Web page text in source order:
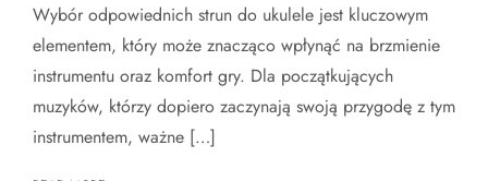
Wybór odpowiednich strun do ukulele jest kluczowym
elementem, który może znacząco wpłynąć na brzmienie
instrumentu oraz komfort gry. Dla początkujących
muzyków, którzy dopiero zaczynają swoją przygodę z tym
instrumentem, ważne […]